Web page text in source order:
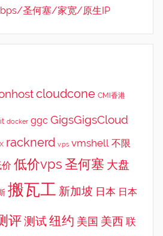
圣何塞/家宽/原生IP
cloudcone CMI香港
docker ggc GigsGigsCloud
racknerd v.ps vmshell 不限
低价vps 圣何塞 大盘
搬瓦工 新加坡 日本 日本
评测试纽约 美国 美西 联